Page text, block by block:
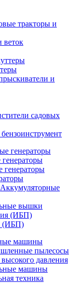
тракторы и
веток
и
садовых
генераторы
генераторы
Аккумуляторные
вышки
(ИБП)
машины
пылесосы
давления
машины
техника